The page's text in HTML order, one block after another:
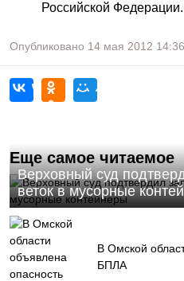
Российской Федерации.
Опубликовано 14 мая 2012 14:36
Еще самое читаемое
Верховный суд
веток в мусорные
В Омской
БПЛА